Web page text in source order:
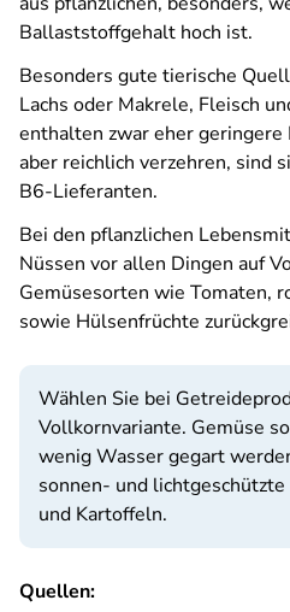
Ballaststoffgehalt hoch ist.
Besonders gute tierische
Lachs oder Makrele, Fleisch
enthalten zwar eher geringere
aber reichlich verzehren, sind
B6-Lieferanten.
Bei den pflanzlichen
Nüssen vor allen Dingen auf
Gemüsesorten wie Tomaten,
sowie Hülsenfrüchte
Wählen Sie bei
Vollkornvariante. Gemüse
wenig Wasser gegart
sonnen- und
und Kartoffeln.
Quellen: